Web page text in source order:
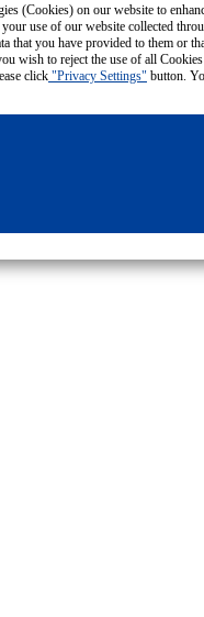
(Cookies) on our website to
use of our website collected
that you have provided to them or
wish to reject the use of all
click "Privacy Settings" button.